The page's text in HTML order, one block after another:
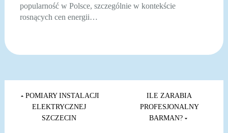
popularność w Polsce, szczególnie w kontekście
rosnących cen energii…
Nawigacja
wpisu
POMIARY INSTALACJI
ELEKTRYCZNEJ
SZCZECIN
ILE ZARABIA
PROFESJONALNY
BARMAN?